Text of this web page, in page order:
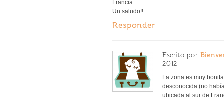
Francia.
Un saludo!!
Responder
Escrito por
2012
La zona es muy
desconocida (no
ubicada al sur de